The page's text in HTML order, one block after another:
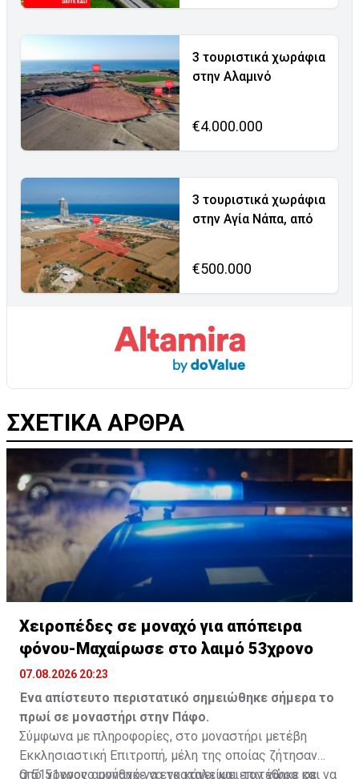
3 τουριστικά χωράφια
στην Αλαμινό
€4.000.000
3 τουριστικά χωράφια
στην Αγία Νάπα, από
€500.000
ΣΧΕΤΙΚΑ ΑΡΘΡΑ
Χειροπέδες σε μοναχό για απόπειρα
φόνου-Μαχαίρωσε στο λαιμό 53χρονο
07.08.2026 20:23
Ένα απίστευτο περιστατικό σημειώθηκε σήμερα το
πρωί σε μοναστήρι στην Πάφο.
Σύμφωνα με πληροφορίες, στο μοναστήρι μετέβη
Εκκλησιαστική Επιτροπή, μέλη της οποίας ζήτησαν
από 51χρονο μοναχό να εγκαταλείψει τον χώρο και να
Ο 51χρονος αρνήθηκε να το κάνει και επιτέθηκε σε